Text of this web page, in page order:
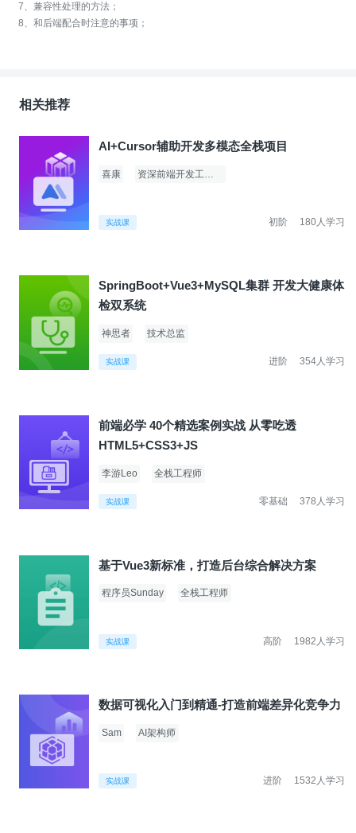
7、兼容性处理的方法；
8、和后端配合时注意的事项；
相关推荐
AI+Cursor辅助开发多模态全栈项目
喜康
实战课 180人学习
初阶
SpringBoot+Vue3+MySQL集群 开发大健康体
检双系统
神思者 技术总监
实战课 354人学习
进阶
前端必学 40个精选案例实战 从零吃透
HTML5+CSS3+JS
李游Leo 全栈工程师
实战课 378人学习
零基础
基于Vue3新标准，打造后台综合解决方案
程序员Sunday 全栈工程师
实战课 1982人学习
高阶
数据可视化入门到精通-打造前端差异化竞争力
Sam AI架构师
实战课 1532人学习
进阶